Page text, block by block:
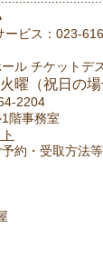
ービス：023-
ル チケットデ
曜（祝日の場
2204
階事務室
約・受取方法